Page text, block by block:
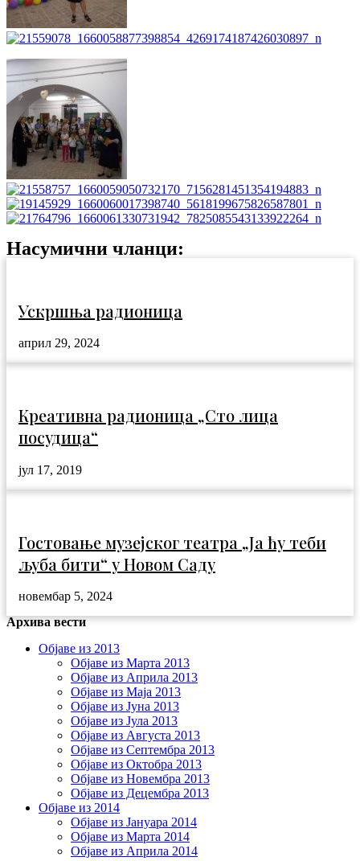
Насумични чланци:
Ускршња радионица
април 29, 2024
Креативна радионица „Сто лица
посудица“
јул 17, 2019
Гостовање музејског театра „Ја ћу теби
љуба бити“ у Новом Саду
новембар 5, 2024
Архива вести
Објаве из 2013
Објаве из Марта 2013
Објаве из Априла 2013
Објаве из Маја 2013
Објаве из Јунa 2013
Објаве из Јула 2013
Објаве из Августа 2013
Објаве из Септембра 2013
Објаве из Октобра 2013
Објаве из Новембра 2013
Објаве из Децембра 2013
Објаве из 2014
Објаве из Јануара 2014
Објаве из Марта 2014
Објаве из Априла 2014